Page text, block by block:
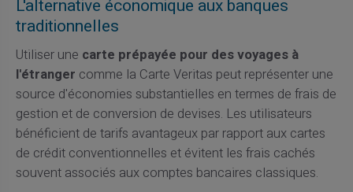
L'alternative économique aux banques
traditionnelles
Utiliser une carte prépayée pour des voyages à
l'étranger comme la Carte Veritas peut représenter une
source d'économies substantielles en termes de frais de
gestion et de conversion de devises. Les utilisateurs
bénéficient de tarifs avantageux par rapport aux cartes
de crédit conventionnelles et évitent les frais cachés
souvent associés aux comptes bancaires classiques.